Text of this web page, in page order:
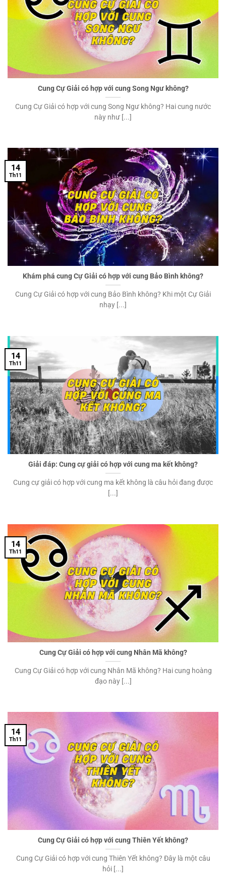
Cung Cự Giải có hợp với cung Song Ngư không?
Cung Cự Giải có hợp với cung Song Ngư không? Hai cung nước
này như [...]
Khám phá cung Cự Giải có hợp với cung Bảo Bình không?
Cung Cự Giải có hợp với cung Bảo Bình không? Khi một Cự Giải
nhạy [...]
14
Th11
Giải đáp: Cung cự giải có hợp với cung ma kết không?
Cung cự giải có hợp với cung ma kết không là câu hỏi đang được
[...]
14
Th11
Cung Cự Giải có hợp với cung Nhân Mã không?
Cung Cự Giải có hợp với cung Nhân Mã không? Hai cung hoàng
đạo này [...]
14
Th11
Cung Cự Giải có hợp với cung Thiên Yết không?
Cung Cự Giải có hợp với cung Thiên Yết không? Đây là một câu
hỏi [...]
14
Th11